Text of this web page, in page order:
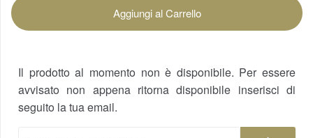
Aggiungi al Carrello
Il prodotto al momento non è disponibile. Per essere
avvisato non appena ritorna disponibile inserisci di
seguito la tua email.